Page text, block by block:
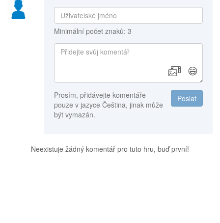
Minimální počet znaků: 3
😄
Poslat
Prosím, přidávejte komentáře
pouze v jazyce Čeština, jinak může
být vymazán.
Neexistuje žádný komentář pro tuto hru, buď první!